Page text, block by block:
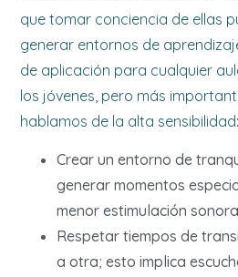
que tomar conciencia de ellas
generar entornos de
de aplicación para cualquier
los jóvenes, pero más
hablamos de la alta sensibilidad:
Crear un entorno de
generar momentos
menor estimulación
Respetar tiempos de
a otra; esto implica